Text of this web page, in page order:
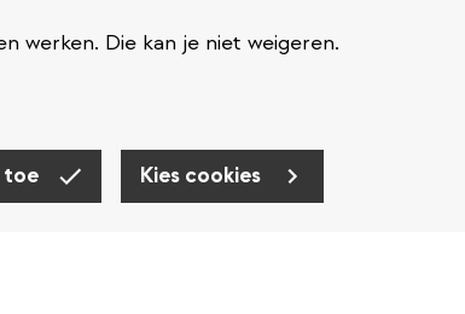
werken. Die kan je niet weigeren.
toe Kies cookies